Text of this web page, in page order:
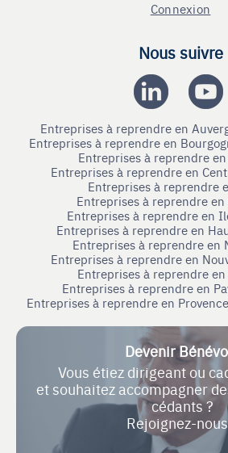
Connexion
Nous suivre
Entreprises à reprendre en
Entreprises à reprendre en
Entreprises à reprendre
Entreprises à reprendre en
Entreprises à reprendre
Entreprises à reprendre en
Entreprises à reprendre en
Entreprises à reprendre en
Entreprises à reprendre en
Entreprises à reprendre en
Entreprises à reprendre
Entreprises à reprendre en
Entreprises à reprendre en
Devenir
Vous étiez dirigeant ou
et souhaitez accompagner
cédants ?
Rejoignez-